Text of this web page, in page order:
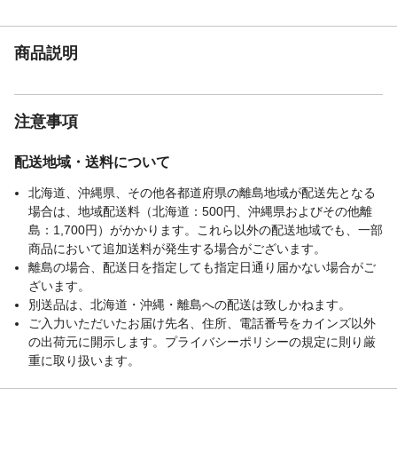
商品説明
注意事項
配送地域・送料について
北海道、沖縄県、その他各都道府県の離島地域が配送先となる
場合は、地域配送料（北海道：500円、沖縄県およびその他離
島：1,700円）がかかります。これら以外の配送地域でも、一部
商品において追加送料が発生する場合がございます。
離島の場合、配送日を指定しても指定日通り届かない場合がご
ざいます。
別送品は、北海道・沖縄・離島への配送は致しかねます。
ご入力いただいたお届け先名、住所、電話番号をカインズ以外
の出荷元に開示します。プライバシーポリシーの規定に則り厳
重に取り扱います。